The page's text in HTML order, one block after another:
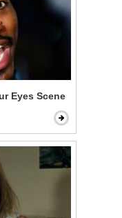
Eyes Scene